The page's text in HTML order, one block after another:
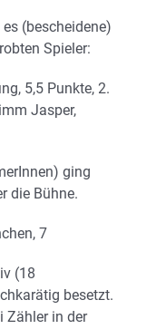
(bescheidene)
Spieler:
5,5 Punkte, 2.
Jasper,
ging
die Bühne.
7
(18
besetzt.
Zähler in der